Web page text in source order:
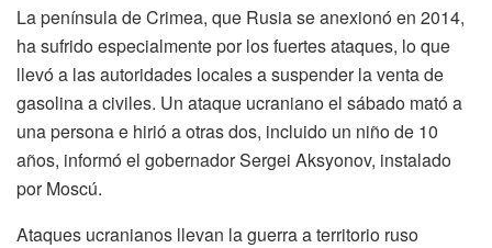
La península de Crimea, que Rusia se anexionó en 2014,
ha sufrido especialmente por los fuertes ataques, lo que
llevó a las autoridades locales a suspender la venta de
gasolina a civiles. Un ataque ucraniano el sábado mató a
una persona e hirió a otras dos, incluido un niño de 10
años, informó el gobernador Sergei Aksyonov, instalado
por Moscú.
Ataques ucranianos llevan la guerra a territorio ruso